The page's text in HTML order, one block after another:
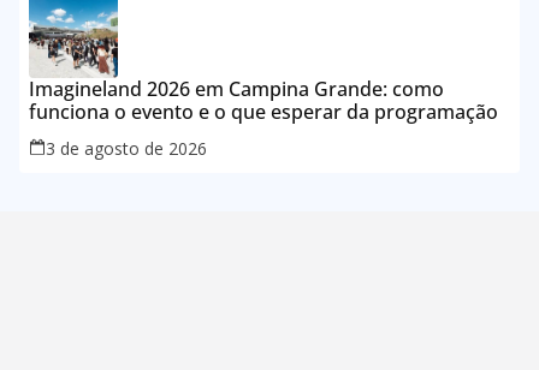
Imagineland 2026 em Campina Grande: como
funciona o evento e o que esperar da programação
3 de agosto de 2026